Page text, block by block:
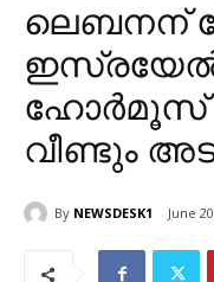
ലെബനന്
ഹോര്‍മൂസ്
വീണ്ടും
By NEWSDESK1 June